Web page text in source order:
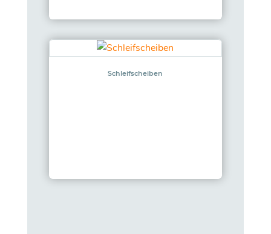
Schleifscheiben